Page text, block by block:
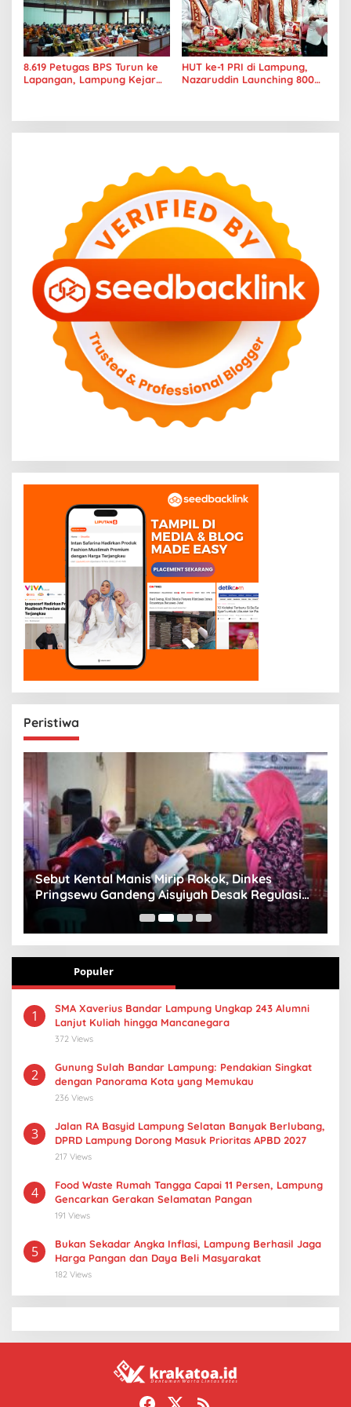
8.619 Petugas BPS Turun ke
Lapangan, Lampung Kejar
HUT ke-1 PRI di Lampung,
Nazaruddin Launching 800
Peristiwa
Sebut Kental Manis Mirip Rokok, Dinkes
Pringsewu Gandeng Aisyiyah Desak Regulasi
Gizi Anak
Populer
1
SMA Xaverius Bandar Lampung Ungkap 243 Alumni
Lanjut Kuliah hingga Mancanegara
372 Views
2
Gunung Sulah Bandar Lampung: Pendakian Singkat
dengan Panorama Kota yang Memukau
236 Views
3
Jalan RA Basyid Lampung Selatan Banyak Berlubang,
DPRD Lampung Dorong Masuk Prioritas APBD 2027
217 Views
4
Food Waste Rumah Tangga Capai 11 Persen, Lampung
Gencarkan Gerakan Selamatan Pangan
191 Views
5
Bukan Sekadar Angka Inflasi, Lampung Berhasil Jaga
Harga Pangan dan Daya Beli Masyarakat
182 Views